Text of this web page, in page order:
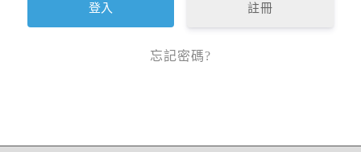
註冊
忘記密碼?